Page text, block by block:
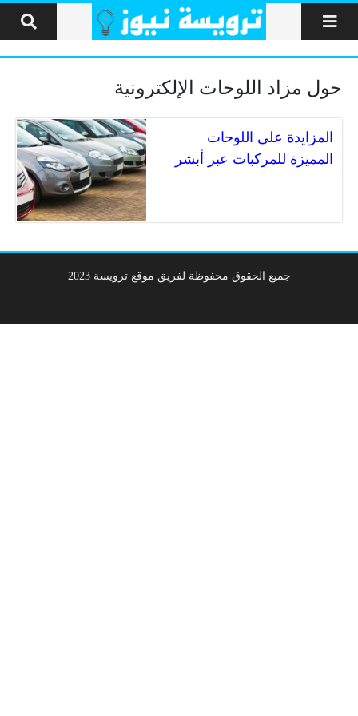
التخطي إلى المحتوى
حول مزاد اللوحات الإلكترونية
المزايدة على اللوحات
المميزة للمركبات عبر أبشر
جميع الحقوق محفوظة لفريق موقع ترويسة 2023